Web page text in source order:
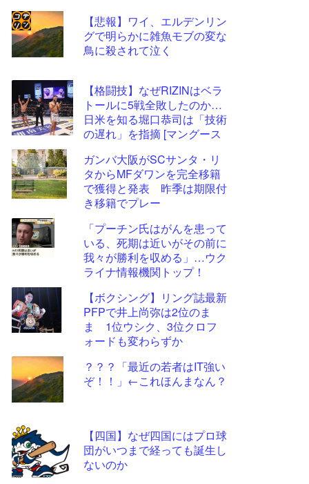
【悲報】ワイ、エルデンリン
グで明らかに雑魚モブの変な
鳥に殺されて泣く
【格闘技】なぜRIZINはベラ
トールに5戦全敗したのか…
日米を知る堀口恭司は「技術
の遅れ」を指摘 [マングース
ガンバ大阪がSCサンタ・リ
タからMFダワンを完全移籍
で獲得と発表 昨季は期限付
き移籍でプレー
「プーチン氏はがんを患って
いる、死期は近いがその前に
我々が勝利を収める」…ウク
ライナ情報機関トップ！
【ボクシング】リング誌最新
PFPで井上尚弥は2位のま
ま 1位ウシク、3位クロフ
ォードも変わらずか
？？？「最近の若者はIT強い
ぞ！！」←これほんまなん？
【四国】なぜ四国にはプロ球
団がいつまで経っても誕生し
ないのか
コテ
リン
- 固
定リ
ンク
自動
更新
ツー
ル